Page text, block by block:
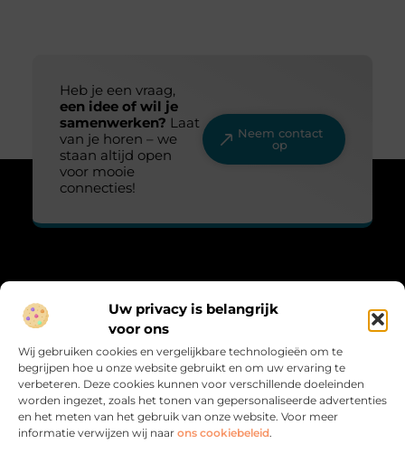
Uw privacy is belangrijk
voor ons
Wij gebruiken cookies en vergelijkbare technologieën om te
begrijpen hoe u onze website gebruikt en om uw ervaring te
verbeteren. Deze cookies kunnen voor verschillende doeleinden
worden ingezet, zoals het tonen van gepersonaliseerde advertenties
en het meten van het gebruik van onze website. Voor meer
informatie verwijzen wij naar ons cookiebeleid.
Heb je een vraag,
een idee of wil je
samenwerken? Laat
van je horen – we
staan altijd open
voor mooie
connecties!
Neem contact
op
“Fris, sprankelend en vol leven.”
liefde, trends en inspiratie. Voor iedereen die het leven met een
glimlach bekijkt.
Bericht categorie